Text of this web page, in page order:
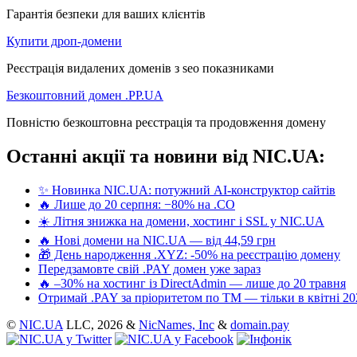
Гарантія безпеки для ваших клієнтів
Купити дроп-домени
Реєстрація видалених доменів з seo показниками
Безкоштовний домен .PP.UA
Повністю безкоштовна реєстрація та продовження домену
Останні акції та новини від NIC.UA:
✨ Новинка NIC.UA: потужний AI-конструктор сайтів
🔥 Лише до 20 серпня: −80% на .CO
☀️ Літня знижка на домени, хостинг і SSL у NIC.UA
🔥 Нові домени на NIC.UA — від 44,59 грн
🎁 День народження .XYZ: -50% на реєстрацію домену
Передзамовте свій .PAY домен уже зараз
🔥 –30% на хостинг із DirectAdmin — лише до 20 травня
Отримай .PAY за пріоритетом по ТМ — тільки в квітні
© NIC.UA LLC, 2026 & NicNames, Inc & domain.pay